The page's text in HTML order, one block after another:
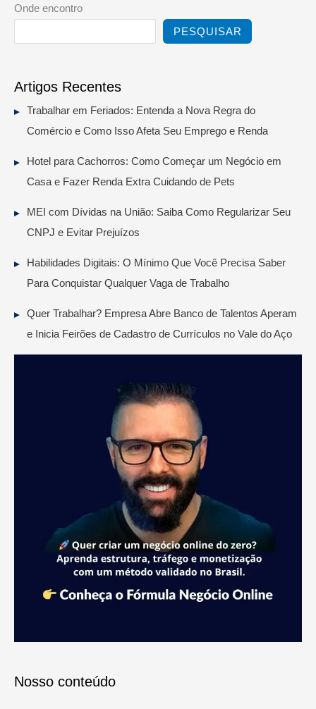
Onde encontro
PESQUISAR
Artigos Recentes
Trabalhar em Feriados: Entenda a Nova Regra do
Comércio e Como Isso Afeta Seu Emprego e Renda
Hotel para Cachorros: Como Começar um Negócio em
Casa e Fazer Renda Extra Cuidando de Pets
MEI com Dívidas na União: Saiba Como Regularizar Seu
CNPJ e Evitar Prejuízos
Habilidades Digitais: O Mínimo Que Você Precisa Saber
Para Conquistar Qualquer Vaga de Trabalho
Quer Trabalhar? Empresa Abre Banco de Talentos Aperam
e Inicia Feirões de Cadastro de Currículos no Vale do Aço
Nosso conteúdo